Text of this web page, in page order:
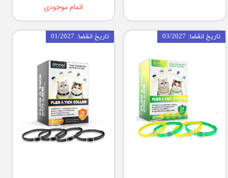
اتمام موجودی
تاریخ انقضا: 03/2027 تاریخ انقضا: 01/2027